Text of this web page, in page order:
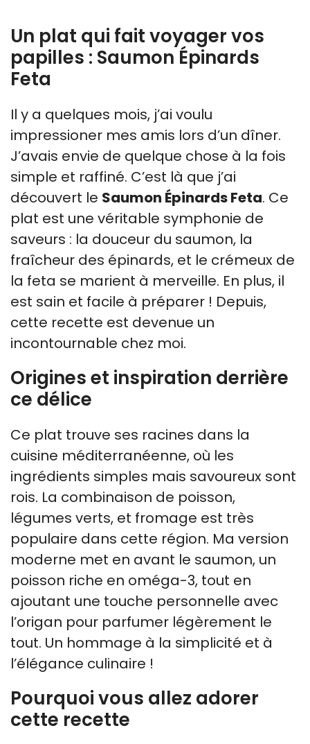
Un plat qui fait voyager vos
papilles : Saumon Épinards
Feta
Il y a quelques mois, j’ai voulu
impressioner mes amis lors d’un dîner.
J’avais envie de quelque chose à la fois
simple et raffiné. C’est là que j’ai
découvert le Saumon Épinards Feta. Ce
plat est une véritable symphonie de
saveurs : la douceur du saumon, la
fraîcheur des épinards, et le crémeux de
la feta se marient à merveille. En plus, il
est sain et facile à préparer ! Depuis,
cette recette est devenue un
incontournable chez moi.
Origines et inspiration derrière
ce délice
Ce plat trouve ses racines dans la
cuisine méditerranéenne, où les
ingrédients simples mais savoureux sont
rois. La combinaison de poisson,
légumes verts, et fromage est très
populaire dans cette région. Ma version
moderne met en avant le saumon, un
poisson riche en oméga-3, tout en
ajoutant une touche personnelle avec
l’origan pour parfumer légèrement le
tout. Un hommage à la simplicité et à
l’élégance culinaire !
Pourquoi vous allez adorer
cette recette